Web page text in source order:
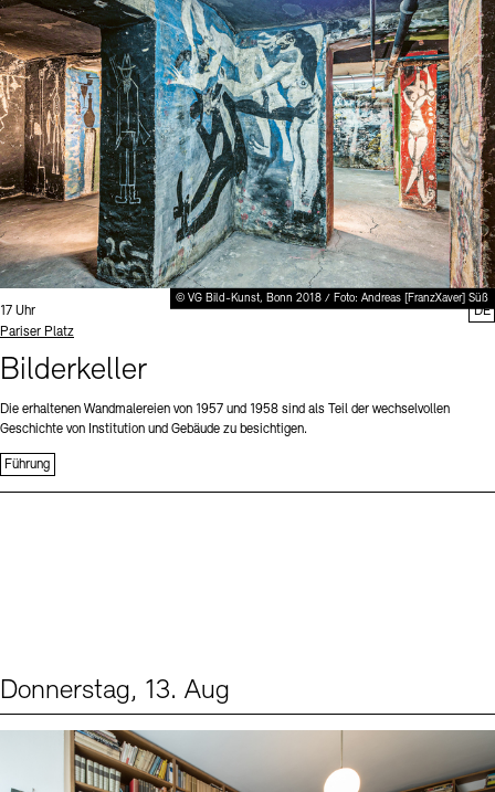
Stellenangebote Newsletter Presse
Nachhaltigkeit Kontakt
Digitale Sammlungen Exil-Archive
© VG Bild-Kunst, Bonn 2018 / Foto: Andreas [FranzXaver] Süß
Uhrzeit:
17 Uhr
Standort
Pariser Platz
Bilderkeller
Die erhaltenen Wandmalereien von 1957 und 1958 sind als Teil der wechselvollen
Geschichte von Institution und Gebäude zu besichtigen.
Führung
DE
Donnerstag, 13. Aug